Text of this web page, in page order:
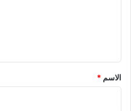
*
الاسم *